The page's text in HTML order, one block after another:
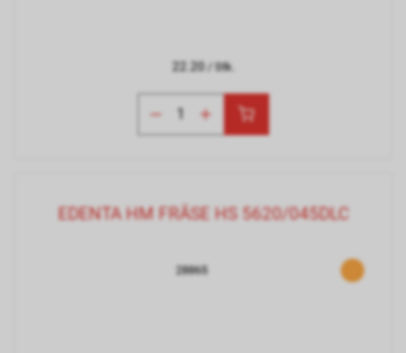
22.20/ Stk.
EDENTA HM FRÄSE HS 5620/045DLC
28865